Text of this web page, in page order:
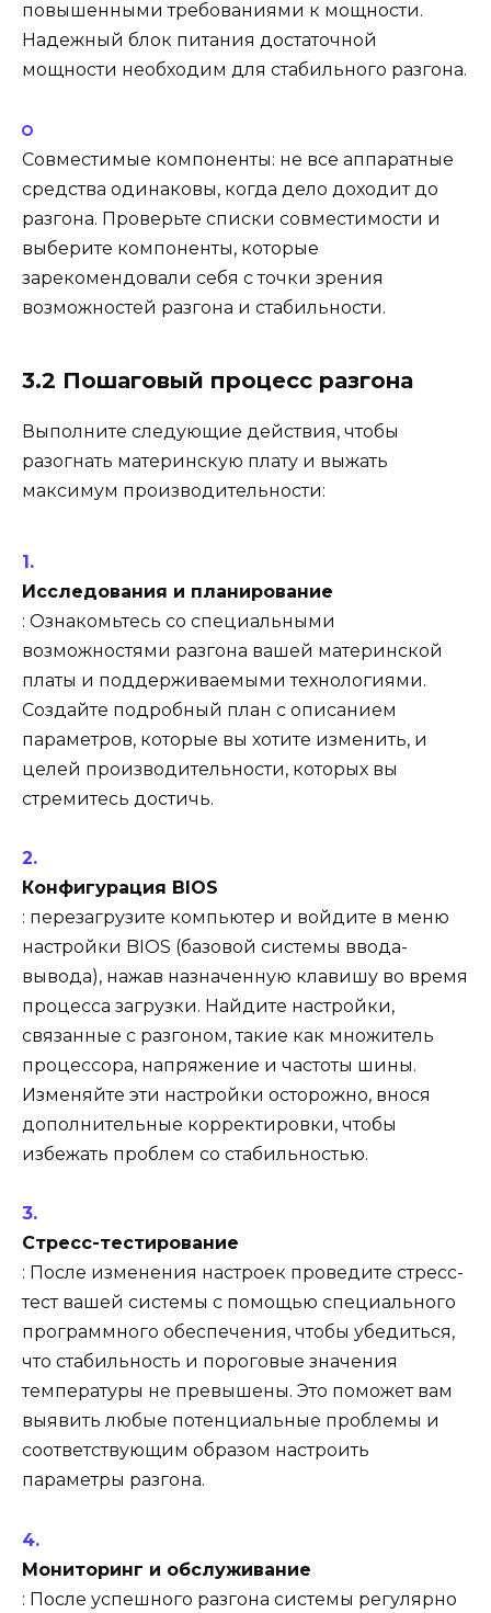
повышенными требованиями к мощности.
Надежный блок питания достаточной
мощности необходим для стабильного разгона.
Совместимые компоненты: не все аппаратные
средства одинаковы, когда дело доходит до
разгона. Проверьте списки совместимости и
выберите компоненты, которые
зарекомендовали себя с точки зрения
возможностей разгона и стабильности.
3.2 Пошаговый процесс разгона
Выполните следующие действия, чтобы
разогнать материнскую плату и выжать
максимум производительности:
Исследования и планирование
: Ознакомьтесь со специальными
возможностями разгона вашей материнской
платы и поддерживаемыми технологиями.
Создайте подробный план с описанием
параметров, которые вы хотите изменить, и
целей производительности, которых вы
стремитесь достичь.
Конфигурация BIOS
: перезагрузите компьютер и войдите в меню
настройки BIOS (базовой системы ввода-
вывода), нажав назначенную клавишу во время
процесса загрузки. Найдите настройки,
связанные с разгоном, такие как множитель
процессора, напряжение и частоты шины.
Изменяйте эти настройки осторожно, внося
дополнительные корректировки, чтобы
избежать проблем со стабильностью.
Стресс-тестирование
: После изменения настроек проведите стресс-
тест вашей системы с помощью специального
программного обеспечения, чтобы убедиться,
что стабильность и пороговые значения
температуры не превышены. Это поможет вам
выявить любые потенциальные проблемы и
соответствующим образом настроить
параметры разгона.
Мониторинг и обслуживание
: После успешного разгона системы регулярно